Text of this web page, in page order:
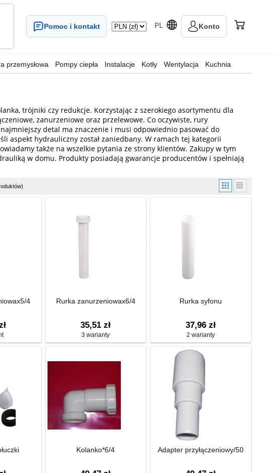
Pomoc i kontakt PL Konto
przemysłowa Pompy ciepła Instalacje Kotły Wentylacja Kuchnia
trójniki czy redukcje. Korzystając z szerokiego asortymentu dla
zanurzeniowe oraz przelewowe. Co oczywiste, rury
detal ma znaczenie i musi odpowiednio pasować do
aspekt hydrauliczny został zaniedbany. W ramach tej kategorii
także na wszelkie pytania ze strony klientów. Zakupy w tym
w domu. Produkty posiadają gwarancje producentów i spełniają
4 Rurka zanurzeniowax6/4
35,51 zł
3 warianty
Rurka syfonu
37,96 zł
2 warianty
Kolanko*6/4 Adapter przyłączeniowy/50